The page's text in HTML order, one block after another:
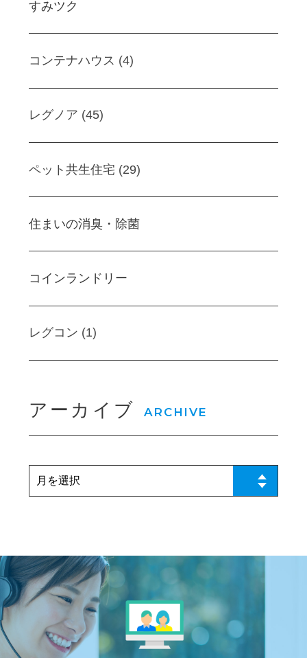
すみツク
コンテナハウス (4)
レグノア (45)
ペット共生住宅 (29)
住まいの消臭・除菌
コインランドリー
レグコン (1)
アーカイブ ARCHIVE